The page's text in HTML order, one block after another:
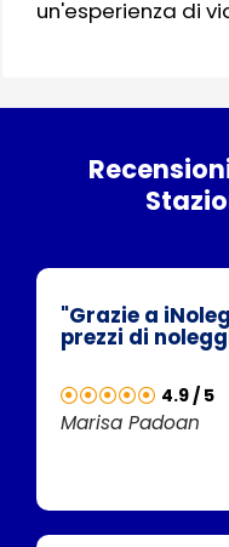
un'esperienza di
"Grazie a
prezzi di
4.9 / 5
Marisa Padoan